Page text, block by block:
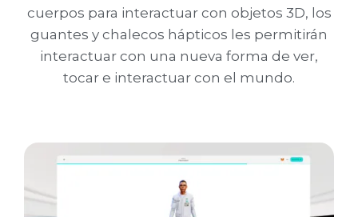
cuerpos para interactuar con objetos 3D, los
guantes y chalecos hápticos les permitirán
interactuar con una nueva forma de ver,
tocar e interactuar con el mundo.